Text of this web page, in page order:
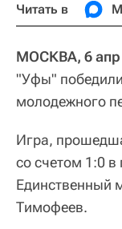
Читать в
МОСКВА, 6
"Уфы"
молодежного
Игра,
со счетом 1:0 в
Единственный
Тимофеев.